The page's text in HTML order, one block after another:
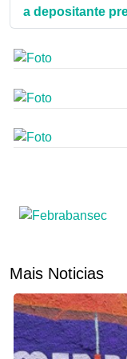
a depositante
Mais Noticias